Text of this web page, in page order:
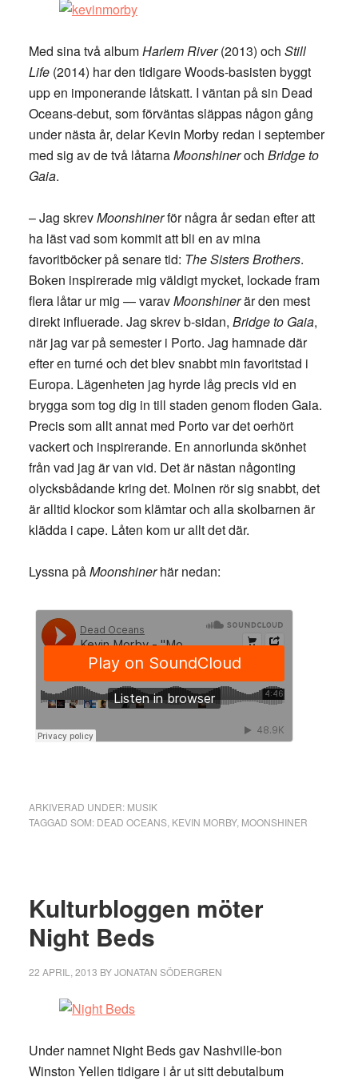
Med sina två albumHarlem River(2013) och Still
Life(2014) har den tidigare Woods-basisten byggt
upp en imponerande låtskatt. I väntan på sin Dead
Oceans-debut, som förväntas släppas någon gång
under nästa år, delar Kevin Morby redan i september
med sig av de två låtarnaMoonshineroch Bridge to
Gaia.
– Jag skrevMoonshinerför några år sedan efter att
ha läst vad som kommit att bli en av mina
favoritböcker på senare tid: The Sisters Brothers.
Boken inspirerade mig väldigt mycket, lockade fram
flera låtar ur mig — varavMoonshinerär den mest
direkt influerade. Jag skrev b-sidan, Bridge to Gaia,
när jag var på semester i Porto. Jag hamnade där
efter en turné och det blev snabbt min favoritstad i
Europa. Lägenheten jag hyrde låg precis vid en
brygga som tog dig in till staden genom floden Gaia.
Precis som allt annat med Porto var det oerhört
vackert och inspirerande. En annorlunda skönhet
från vad jag är van vid. Det är nästan någonting
olycksbådande kring det. Molnen rör sig snabbt, det
är alltid klockor som klämtar och alla skolbarnen är
klädda i cape. Låten kom ur allt det där.
Lyssna påMoonshinerhär nedan:
ARKIVERAD UNDER: MUSIK
TAGGAD SOM: DEAD OCEANS, KEVIN MORBY, MOONSHINER
Kulturbloggen möter
Night Beds
22 APRIL, 2013 BYJONATAN SÖDERGREN
Under namnet Night Beds gav Nashville-bon
Winston Yellen tidigare i år ut sitt debutalbum